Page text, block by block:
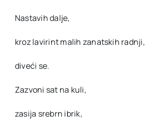
Nastavih dalje,
kroz lavirint malih zanatskih radnji,
diveći se.
Zazvoni sat na kuli,
zasija srebrn ibrik,